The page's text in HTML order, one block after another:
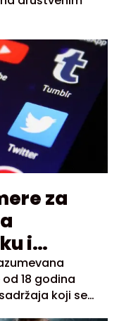
za
i
18 godina
koji se